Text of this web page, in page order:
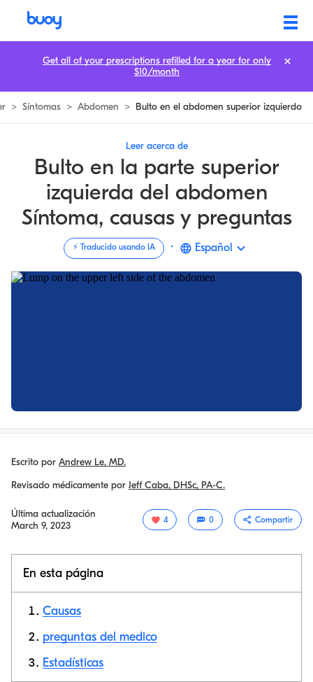
> Síntomas > Abdomen > Bulto en el abdomen superior izquierdo
Leer acerca de
Bulto en la parte superior
izquierda del abdomen
Síntoma, causas y preguntas
⚡️ Traducido usando IA · Español
Escrito por Andrew Le, MD.
Revisado médicamente por Jeff Caba, DHSc, PA-C.
Última actualización
March 9, 2023
4 0 Compartir
En esta página
Causas
preguntas del medico
Estadísticas
Get all of your prescriptions refilled for a year for only
$10/month